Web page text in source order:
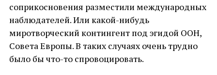
соприкосновения разместили международных
наблюдателей. Или какой-нибудь
миротворческий контингент под эгидой ООН,
Совета Европы. В таких случаях очень трудно
было бы что-то спровоцировать.